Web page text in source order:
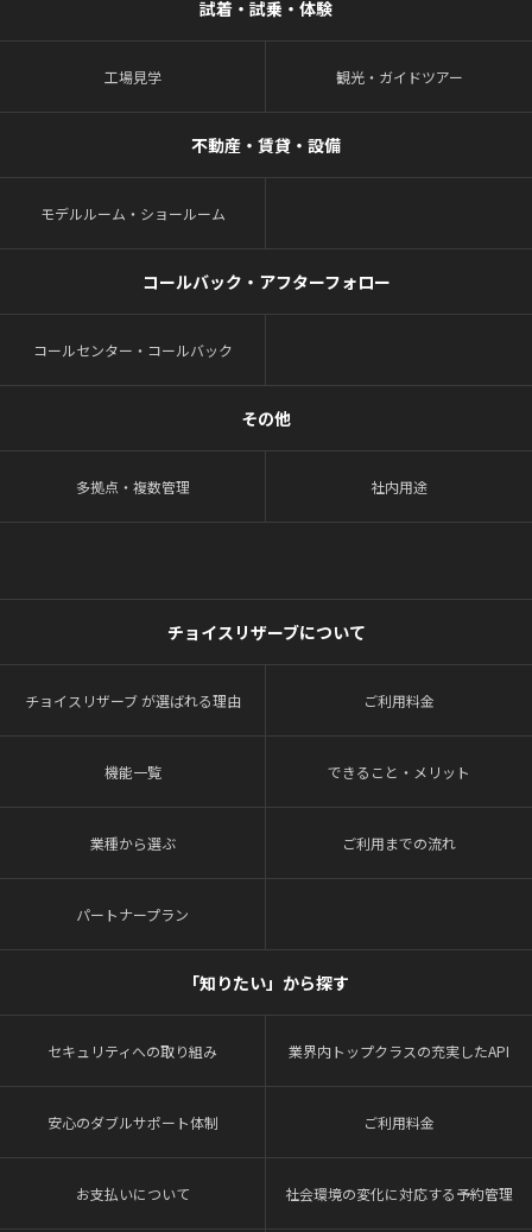
試着・試乗・体験
工場見学 観光・ガイドツアー
不動産・賃貸・設備
モデルルーム・ショールーム
コールバック・アフターフォロー
コールセンター・コールバック
その他
多拠点・複数管理 社内用途
チョイスリザーブについて
チョイスリザーブ が選ばれる理由 ご利用料金
機能一覧 できること・メリット
業種から選ぶ ご利用までの流れ
パートナープラン
「知りたい」から探す
セキュリティへの取り組み 業界内トップクラスの充実したAPI
安心のダブルサポート体制 ご利用料金
お支払いについて 社会環境の変化に対応する予約管理